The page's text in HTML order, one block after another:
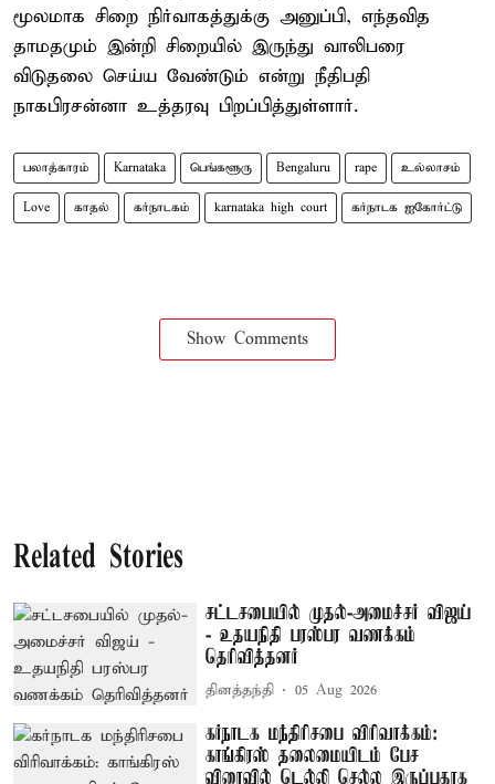
மூலமாக சிறை நிர்வாகத்துக்கு அனுப்பி, எந்தவித
தாமதமும் இன்றி சிறையில் இருந்து வாலிபரை
விடுதலை செய்ய வேண்டும் என்று நீதிபதி
நாகபிரசன்னா உத்தரவு பிறப்பித்துள்ளார்.
பலாத்காரம் Karnataka பெங்களூரு Bengaluru rape உல்லாசம்
Love காதல் கர்நாடகம் karnataka high court கர்நாடக ஐகோர்ட்டு
Show Comments
Related Stories
சட்டசபையில் முதல்-அமைச்சர் விஜய்
- உதயநிதி பரஸ்பர வணக்கம்
தெரிவித்தனர்
தினத்தந்தி 05 Aug 2026
கர்நாடக மந்திரிசபை விரிவாக்கம்:
காங்கிரஸ் தலைமையிடம் பேச
விரைவில் டெல்லி செல்ல இருப்பதாக